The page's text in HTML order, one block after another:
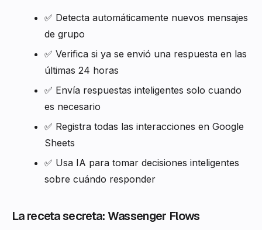
✅ Detecta automáticamente nuevos mensajes
de grupo
✅ Verifica si ya se envió una respuesta en las
últimas 24 horas
✅ Envía respuestas inteligentes solo cuando
es necesario
✅ Registra todas las interacciones en Google
Sheets
✅ Usa IA para tomar decisiones inteligentes
sobre cuándo responder
La receta secreta: Wassenger Flows